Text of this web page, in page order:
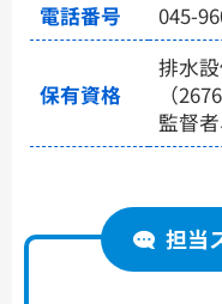
電話番号
045-
保有資格
排水
（
監督
担当